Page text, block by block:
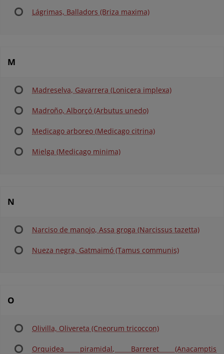
Lágrimas, Balladors (Briza maxima)
M
Madreselva, Gavarrera (Lonicera implexa)
Madroño, Alborçó (Arbutus unedo)
Medicago arboreo (Medicago citrina)
Mielga (Medicago minima)
N
Narciso de manojo, Assa groga (Narcissus tazetta)
Nueza negra, Gatmaimó (Tamus communis)
O
Olivilla, Olivereta (Cneorum tricoccon)
Orquidea piramidal, Barreret (Anacamptis